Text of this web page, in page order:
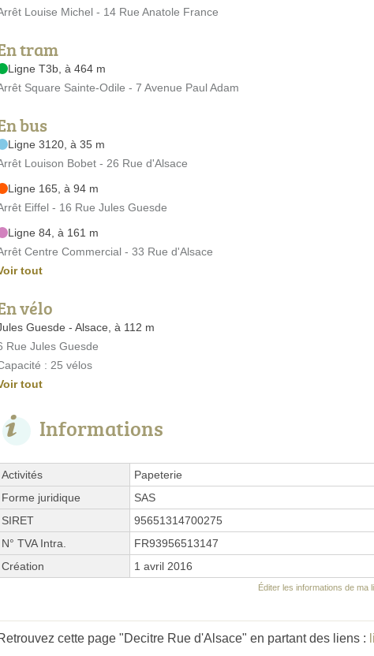
Louise Michel - 14 Rue Anatole France
tram
Ligne T3b, à 464 m
Square Sainte-Odile - 7 Avenue Paul Adam
bus
Ligne 3120, à 35 m
Louison Bobet - 26 Rue d'Alsace
Ligne 165, à 94 m
Eiffel - 16 Rue Jules Guesde
Ligne 84, à 161 m
Centre Commercial - 33 Rue d'Alsace
tout
vélo
Guesde - Alsace, à 112 m
Rue Jules Guesde
: 25 vélos
tout
Informations
Activités
Papeterie
Forme juridique
SAS
SIRET
95651314700275
N° TVA Intra.
FR93956513147
Création
1 avril 2016
Éditer les informations de ma
cette page "Decitre Rue d'Alsace" en partant des liens :